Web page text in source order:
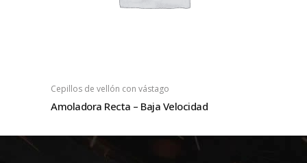
Cepillos de vellón con vástago
Amoladora Recta – Baja Velocidad